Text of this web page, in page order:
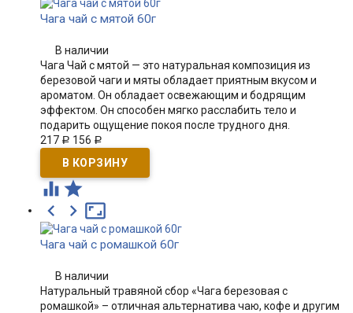
Чага чай с мятой 60г
В наличии
Чага Чай с мятой — это натуральная композиция из
березовой чаги и мяты обладает приятным вкусом и
ароматом. Он обладает освежающим и бодрящим
эффектом. Он способен мягко расслабить тело и
подарить ощущение покоя после трудного дня.
217 Р 156 Р
 

 
Чага чай с ромашкой 60г
В наличии
Натуральный травяной сбор «Чага березовая с
ромашкой» – отличная альтернатива чаю, кофе и другим